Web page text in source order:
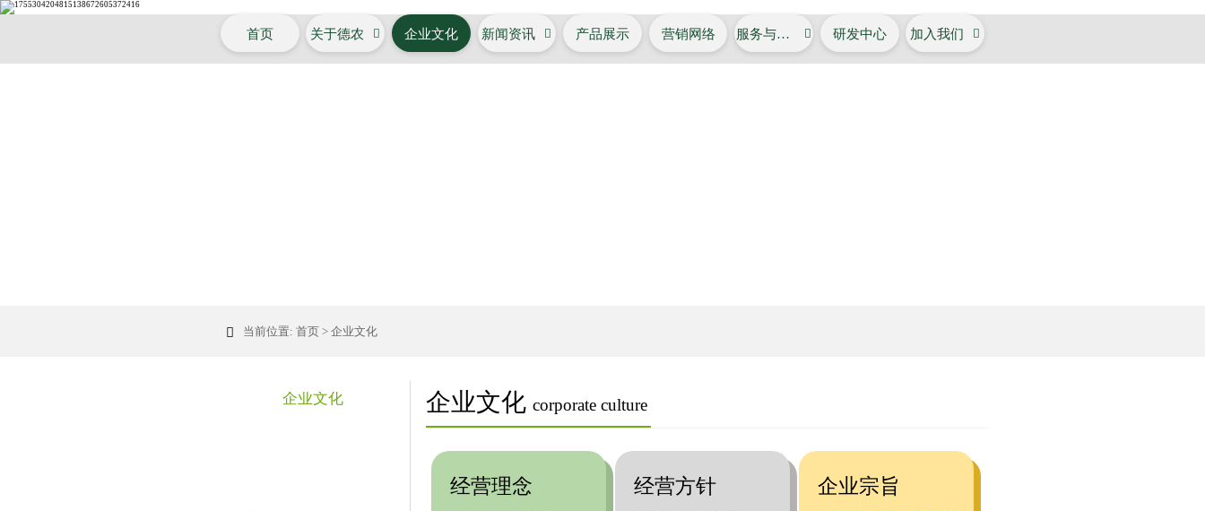
首页 关于德农  企业文化 新闻资讯  产品展示 营销网络 服务与支持  研发中心 加入我们 
 当前位置: 首页> 企业文化
企业文化 企业文化corporate culture
经营理念 经营方针 企业宗旨